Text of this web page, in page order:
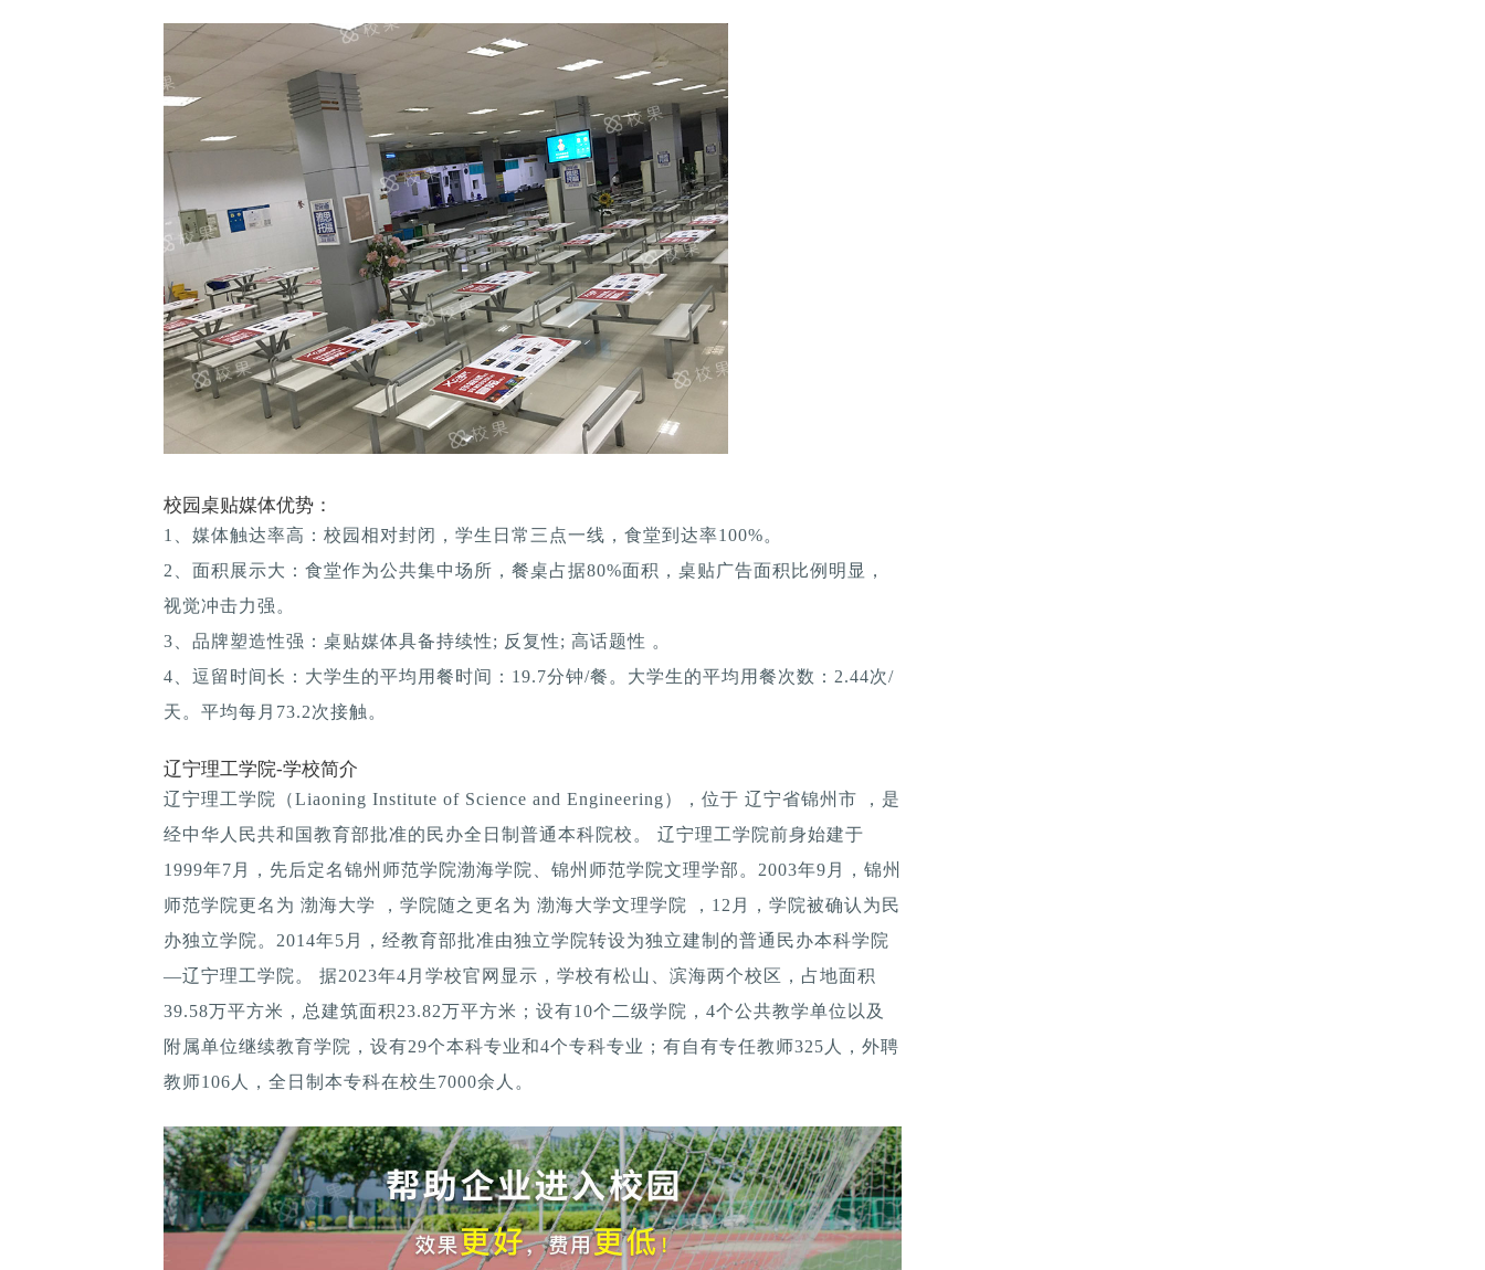
校园桌贴媒体优势：
1、媒体触达率高：校园相对封闭，学生日常三点一线，食堂到达率100%。
2、面积展示大：食堂作为公共集中场所，餐桌占据80%面积，桌贴广告面积比例明显，
视觉冲击力强。
3、品牌塑造性强：桌贴媒体具备持续性; 反复性; 高话题性 。
4、逗留时间长：大学生的平均用餐时间：19.7分钟/餐。大学生的平均用餐次数：2.44次/
天。平均每月73.2次接触。
辽宁理工学院-学校简介
辽宁理工学院（Liaoning Institute of Science and Engineering），位于 辽宁省锦州市 ，是
经中华人民共和国教育部批准的民办全日制普通本科院校。 辽宁理工学院前身始建于
1999年7月，先后定名锦州师范学院渤海学院、锦州师范学院文理学部。2003年9月，锦州
师范学院更名为 渤海大学 ，学院随之更名为 渤海大学文理学院 ，12月，学院被确认为民
办独立学院。2014年5月，经教育部批准由独立学院转设为独立建制的普通民办本科学院
—辽宁理工学院。 据2023年4月学校官网显示，学校有松山、滨海两个校区，占地面积
39.58万平方米，总建筑面积23.82万平方米；设有10个二级学院，4个公共教学单位以及
附属单位继续教育学院，设有29个本科专业和4个专科专业；有自有专任教师325人，外聘
教师106人，全日制本专科在校生7000余人。